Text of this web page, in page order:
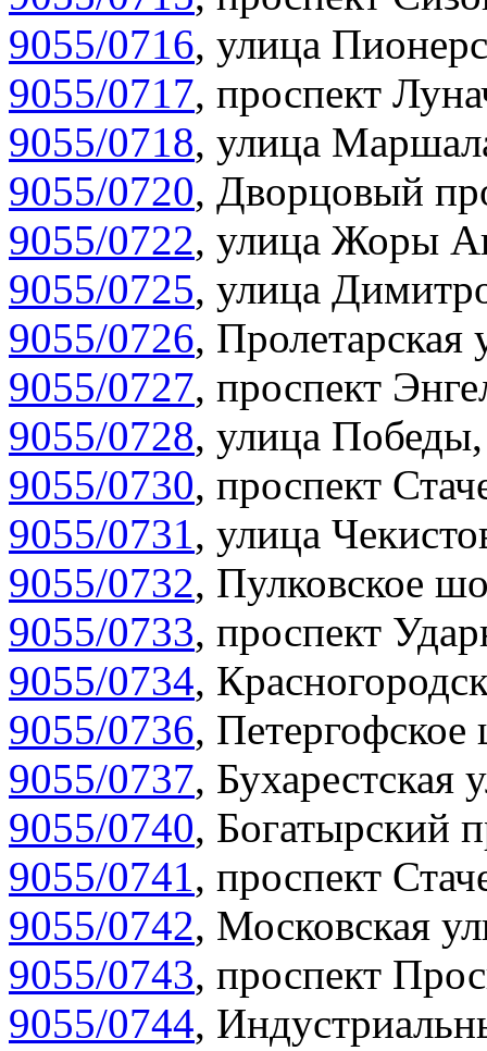
9055/0716, улица
9055/0717, проспект
9055/0718, улица
9055/0720, Дворцовый
9055/0722, улица Жоры
9055/0725, улица
9055/0726, Пролетарская
9055/0727, проспект
9055/0728, улица
9055/0730, проспект
9055/0731, улица
9055/0732, Пулковское
9055/0733, проспект
9055/0734,
9055/0736, Петергофское
9055/0737, Бухарестская
9055/0740, Богатырский
9055/0741, проспект
9055/0742, Московская
9055/0743, проспект
9055/0744,